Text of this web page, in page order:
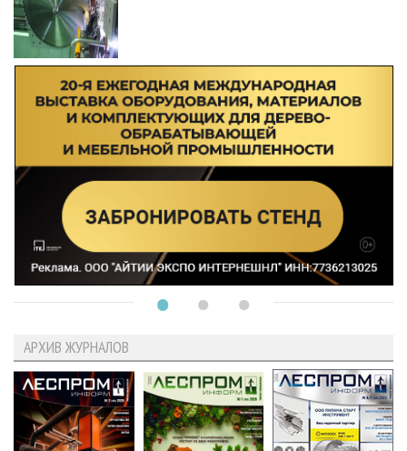
АРХИВ ЖУРНАЛОВ